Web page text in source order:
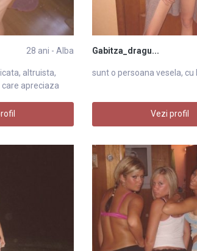
28 ani - Alba
altruista,
apreciaza
Gabitza_dragu...
sunt o persoana vesela, cu
Vezi profil